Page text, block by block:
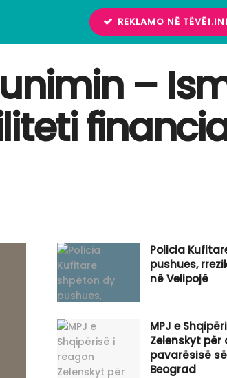
REKLAMO NË
–
Policia
pushues,
në Velipojë
MPJ e
Zelenskyt
pavarësisë
Beograd